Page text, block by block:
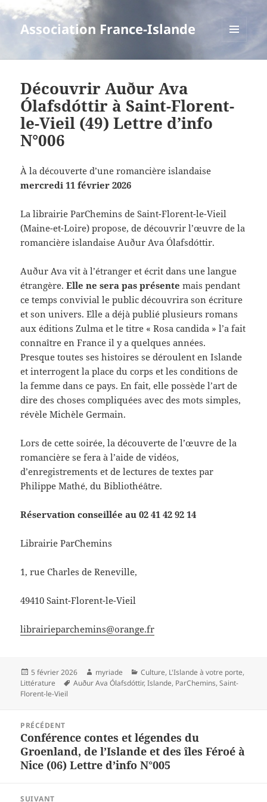
Association France-Islande
Découvrir Auður Ava
Ólafsdóttir à Saint-Florent-
le-Vieil (49) Lettre d’info
N°006
À la découverte d’une romancière islandaise
mercredi 11 février 2026
La librairie ParChemins de Saint-Florent-le-Vieil
(Maine-et-Loire) propose, de découvrir l’œuvre de la
romancière islandaise Auður Ava Ólafsdóttir.
Auður Ava vit à l’étranger et écrit dans une langue
étrangère.Elle ne sera pas présente mais pendant
ce temps convivial le public découvrira son écriture
et son univers. Elle a déjà publié plusieurs romans
aux éditions Zulma et le titre « Rosa candida » l’a fait
connaître en France il y a quelques années.
Presque toutes ses histoires se déroulent en Islande
et interrogent la place du corps et les conditions de
la femme dans ce pays. En fait, elle possède l’art de
dire des choses compliquées avec des mots simples,
révèle Michèle Germain.
Lors de cette soirée, la découverte de l’œuvre de la
romancière se fera à l’aide de vidéos,
d’enregistrements et de lectures de textes par
Philippe Mathé, du Bibliothéâtre.
Réservation conseillée au 02 41 42 92 14
Librairie ParChemins
1, rue Charles de Reneville,
49410 Saint-Florent-le-Vieil
librairieparchemins@orange.fr
Publié
le
5 février 2026 Auteur
myriade Catégories
Culture, L'Islande à votre porte,
Littérature
Mots-
Auður Ava Ólafsdóttir,Islande, ParChemins,Saint-
Florent-le-Vieil
l’article
PRÉCÉDENT
Article
précédent :
Conférence contes et légendes du
Groenland, de l’Islande et des îles Féroé à
Nice (06) Lettre d’info N°005
SUIVANT